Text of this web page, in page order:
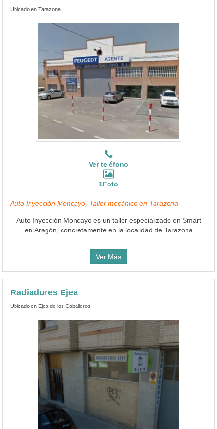
Ubicado en Tarazona
Ver teléfono
1Foto
Auto Inyección Moncayo, Taller mecánico en Tarazona
Auto Inyección Moncayo es un taller especializado en Smart
en Aragón, concretamente en la localidad de Tarazona
Ver Más
Radiadores Ejea
Ubicado en Ejea de los Caballeros